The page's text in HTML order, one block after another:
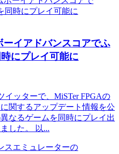
イアドバンスコアでふ
にプレイ可能に
イッターで、MiSTer FPGAの
関するアップデート情報を公
なるゲームを同時にプレイ出
した。 以...